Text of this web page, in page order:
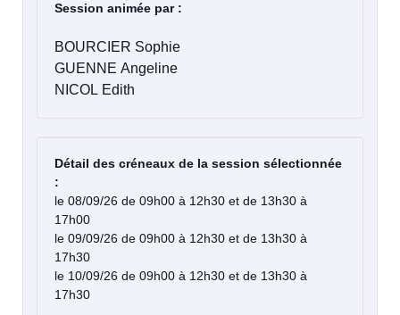
Session animée par :
BOURCIER Sophie
GUENNE Angeline
NICOL Edith
Détail des créneaux de la session sélectionnée
:
le 08/09/26 de 09h00 à 12h30 et de 13h30 à
17h00
le 09/09/26 de 09h00 à 12h30 et de 13h30 à
17h30
le 10/09/26 de 09h00 à 12h30 et de 13h30 à
17h30